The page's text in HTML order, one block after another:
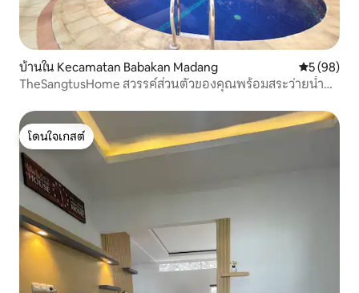
บ้านใน Kecamatan Babakan Madang คะแนนเฉลี่
5 (98)
TheSangtusHome สวรรค์ส่วนตัวของคุณพร้อมสระว่ายน้ำ
โดนใจเกสต์
โดนใจเกสต์